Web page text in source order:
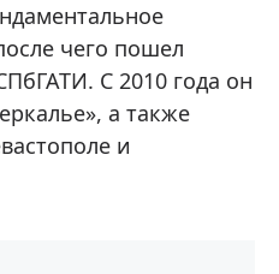
чего пошел
С 2010 года он
а также
и